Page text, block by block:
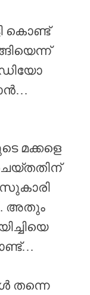
കൊണ്ട്
മക്കളെ
അതും
തന്നെ